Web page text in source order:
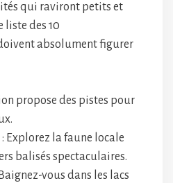
qui raviront petits et
liste des 10
absolument figurer
propose des pistes pour
: Explorez la faune locale
balisés spectaculaires.
vous dans les lacs